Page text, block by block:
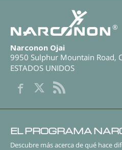
®
Narconon Ojai
9950 Sulphur Mountain Road,
ESTADOS UNIDOS
EL PROGRAMA
Descubre más acerca de qué hace